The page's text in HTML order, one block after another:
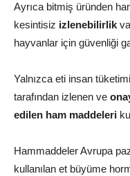
Ayrıca bitmiş üründen
kesintisiz izlenebilirlik
hayvanlar için güvenliği
Yalnızca eti insan
tarafından izlenen ve
edilen ham maddeleri
Hammaddeler Avrupa
kullanılan et büyüme